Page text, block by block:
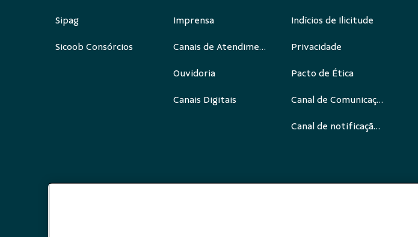
Sipag
Sicoob Consórcios
Imprensa
Canais de Atendimento
Ouvidoria
Canais Digitais
Indícios de Ilicitude
Privacidade
Pacto de Ética
Canal de Comunicação Ética
Canal de notificação ECA Digital